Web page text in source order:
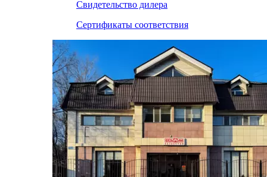
Свидетельство дилера
Сертификаты соответствия